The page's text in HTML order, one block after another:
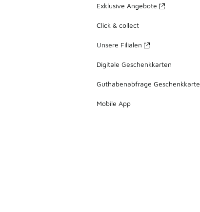
Exklusive Angebote
Click & collect
Unsere Filialen
Digitale Geschenkkarten
Guthabenabfrage Geschenkkarte
Mobile App